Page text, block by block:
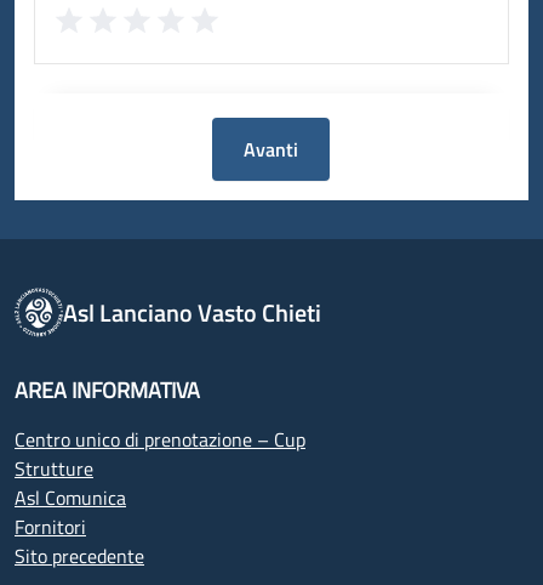
Avanti
Asl Lanciano Vasto Chieti
AREA INFORMATIVA
Centro unico di prenotazione – Cup
Strutture
Asl Comunica
Fornitori
Sito precedente